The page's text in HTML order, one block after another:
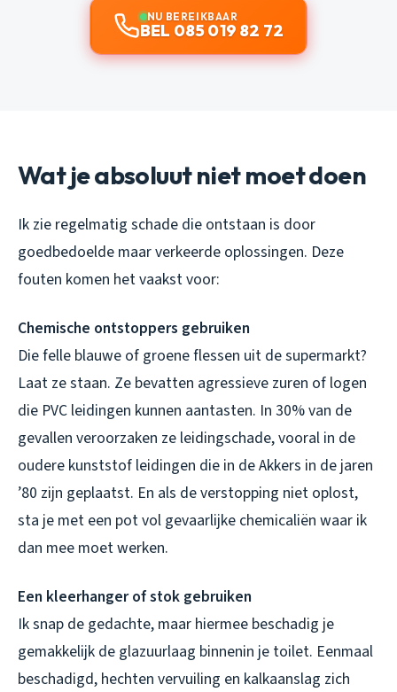
NU BEREIKBAAR
BEL 085 019 82 72
Wat je absoluut niet moet doen
Ik zie regelmatig schade die ontstaan is door
goedbedoelde maar verkeerde oplossingen. Deze
fouten komen het vaakst voor:
Chemische ontstoppers gebruiken
Die felle blauwe of groene flessen uit de supermarkt?
Laat ze staan. Ze bevatten agressieve zuren of logen
die PVC leidingen kunnen aantasten. In 30% van de
gevallen veroorzaken ze leidingschade, vooral in de
oudere kunststof leidingen die in de Akkers in de jaren
’80 zijn geplaatst. En als de verstopping niet oplost,
sta je met een pot vol gevaarlijke chemicaliën waar ik
dan mee moet werken.
Een kleerhanger of stok gebruiken
Ik snap de gedachte, maar hiermee beschadig je
gemakkelijk de glazuurlaag binnenin je toilet. Eenmaal
beschadigd, hechten vervuiling en kalkaanslag zich